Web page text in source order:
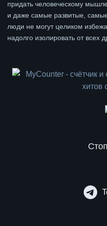
придать человеческому
и даже самые развитые,
люди не могут целиком
надолго изолировать от всех